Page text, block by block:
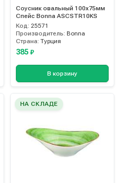
Соусник овальный 100х75мм
Спейс Bonna ASCSTR10KS
Код: 25571
Производитель: Bonna
Страна: Турция
385 ₽
В корзину
НА СКЛАДЕ